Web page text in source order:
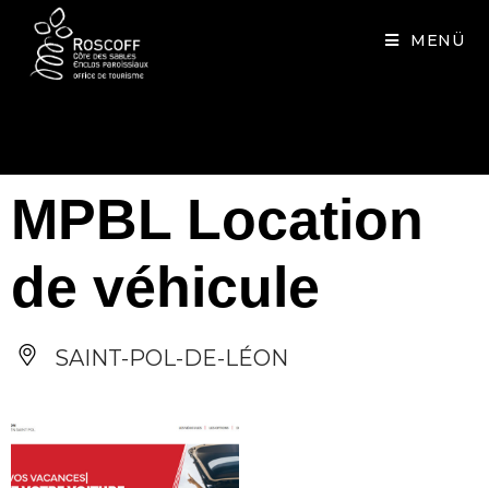
MENÜ
MPBL Location
de véhicule
SAINT-POL-DE-LÉON
Cookies management panel